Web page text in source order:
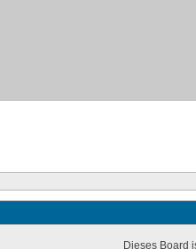
Dieses Board